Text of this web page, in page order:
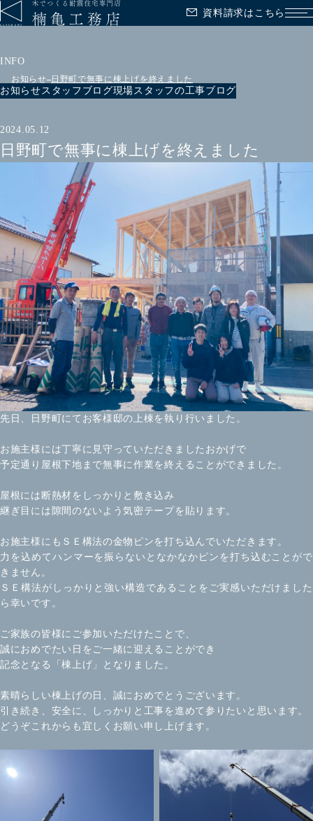
資料請求はこちら メ
INFO
お知らせ 日野町で無事に棟上げを終えました
お知らせスタッフブログ現場スタッフの工事ブログ
2024.05.12
日野町で無事に棟上げを終えました
先日、日野町にてお客様邸の上棟を執り行いました。
お施主様には丁寧に見守っていただきましたおかげで
予定通り屋根下地まで無事に作業を終えることができました。
屋根には断熱材をしっかりと敷き込み
継ぎ目には隙間のないよう気密テープを貼ります。
お施主様にもＳＥ構法の金物ピンを打ち込んでいただきます。
力を込めてハンマーを振らないとなかなかピンを打ち込むことがで
きません。
ＳＥ構法がしっかりと強い構造であることをご実感いただけました
ら幸いです。
ご家族の皆様にご参加いただけたことで、
誠におめでたい日をご一緒に迎えることができ
記念となる「棟上げ」となりました。
素晴らしい棟上げの日、誠におめでとうございます。
引き続き、安全に、しっかりと工事を進めて参りたいと思います。
どうぞこれからも宜しくお願い申し上げます。